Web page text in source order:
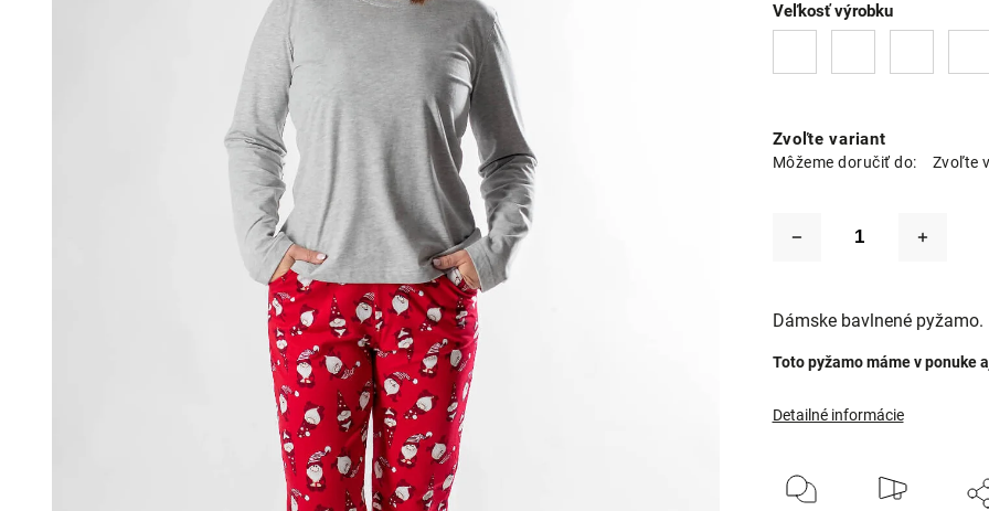
Zvoľte variant
Môžeme doručiť do: Zvoľte
Veľkosť výrobku
Dámske bavlnené pyžamo.
Toto pyžamo máme v ponuke
Detailné informácie